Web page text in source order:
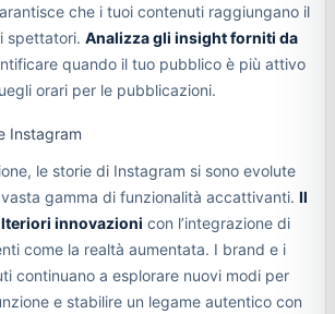
che i tuoi contenuti raggiungano il
spettatori. Analizza gli insight forniti da
quando il tuo pubblico è più attivo
orari per le pubblicazioni.
Instagram
le storie di Instagram si sono evolute
gamma di funzionalità accattivanti. Il
innovazioni con l’integrazione di
come la realtà aumentata. I brand e i
continuano a esplorare nuovi modi per
e stabilire un legame autentico con